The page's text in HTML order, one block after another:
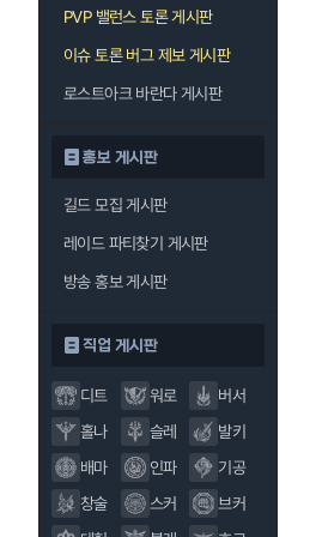
PVP 밸런스 토론 게시판
이슈 토론 버그 제보 게시판
로스트아크 바란다 게시판
홍보 게시판
길드 모집 게시판
레이드 파티찾기 게시판
방송 홍보 게시판
직업 게시판
디트 워로
버서
홀나
슬레
발키
배마
인파
기공
창술
스커
브커